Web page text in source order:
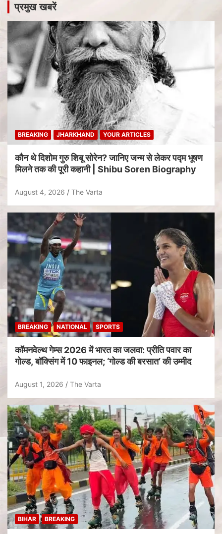
प्रमुख खबरें
BREAKING JHARKHAND YOUR ARTICLES
कौन थे दिशोम गुरु शिबू सोरेन? जानिए जन्म से लेकर पद्म भूषण
मिलने तक की पूरी कहानी | Shibu Soren Biography
August 4, 2026 The Varta
BREAKING NATIONAL SPORTS
कॉमनवेल्थ गेम्स 2026 में भारत का जलवा: प्रीति पवार का
गोल्ड, बॉक्सिंग में 10 फाइनल; ‘गोल्ड की बरसात’ की उम्मीद
August 1, 2026 The Varta
BIHAR BREAKING